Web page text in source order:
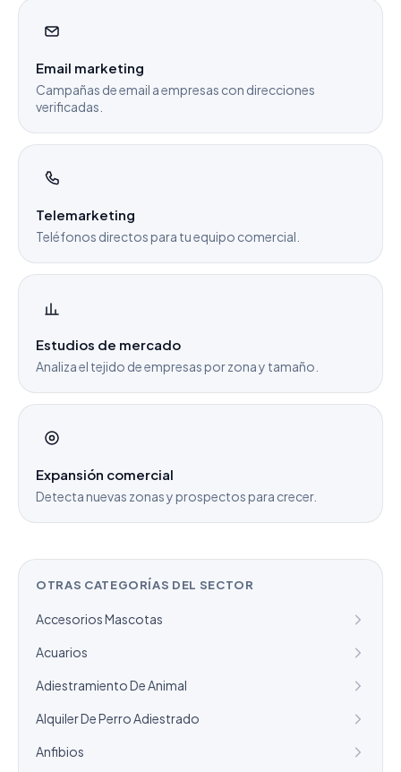
Email marketing
Campañas de email a empresas con direcciones
verificadas.
Telemarketing
Teléfonos directos para tu equipo comercial.
Estudios de mercado
Analiza el tejido de empresas por zona y tamaño.
Expansión comercial
Detecta nuevas zonas y prospectos para crecer.
OTRAS CATEGORÍAS DEL SECTOR
Accesorios Mascotas
Acuarios
Adiestramiento De Animal
Alquiler De Perro Adiestrado
Anfibios